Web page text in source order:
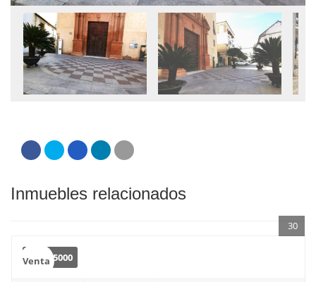
Inmuebles relacionados
30
Venta
€ 125000